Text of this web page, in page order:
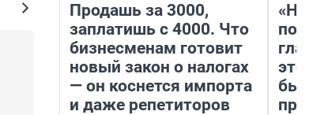
Продашь за 3000,
заплатишь с 4000. Что
бизнесменам готовит
новый закон о налогах
— он коснется импорта
и даже репетиторов
этого
бьет